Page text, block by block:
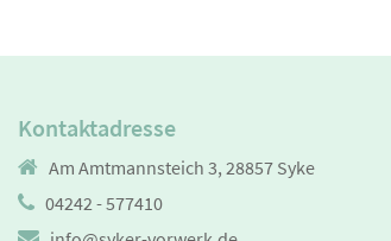
Kontaktadresse
Am Amtmannsteich 3, 28857 Syke
04242 - 577410